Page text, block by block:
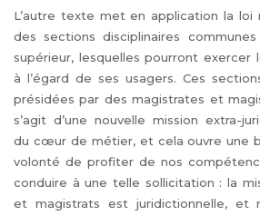
L’autre texte met en application la loi
des sections disciplinaires communes
supérieur, lesquelles pourront exercer
à l’égard de ses usagers. Ces
présidées par des magistrates et
s’agit d’une nouvelle mission extra-
du cœur de métier, et cela ouvre une
volonté de profiter de nos
conduire à une telle sollicitation : la
et magistrats est juridictionnelle, et